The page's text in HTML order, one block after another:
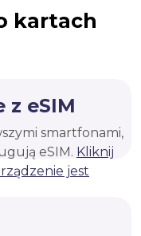
kartach
z eSIM
smartfonami,
eSIM. Kliknij
jest